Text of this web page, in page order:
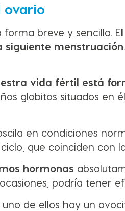
ovario
breve y sencilla. E
siguiente menstruación
vida fértil está
globitos situados en
en condiciones
que coinciden con
hormonas
podría tener
de ellos hay un